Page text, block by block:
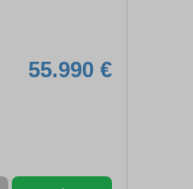
55.990 €